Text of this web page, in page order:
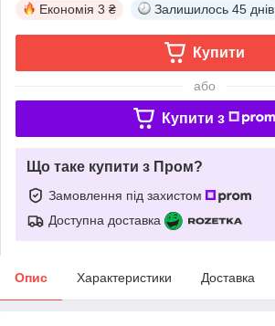
Економія 3 ₴ Залишилось 45 днів
Купити
або
Купити з
Що таке купити з Пром?
Замовлення під захистом
Доступна доставка
Опис Характеристики Доставка